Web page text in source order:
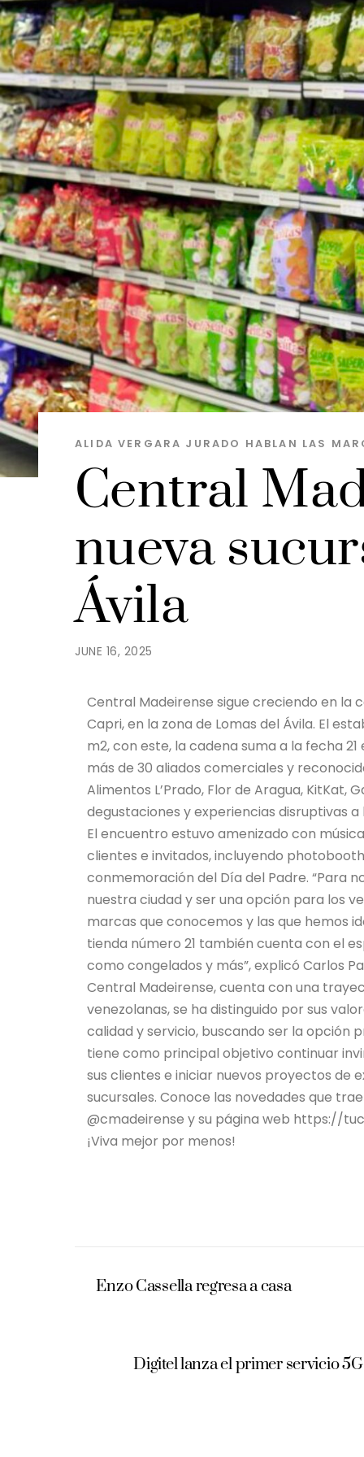
JUNE 16, 2025
Central
nueva
Ávila
ALIDA VERGARA JURADO HABLAN LAS
Central Madeirense sigue creciendo en la
Capri, en la zona de Lomas del Ávila. El
m2, con este, la cadena suma a la fecha
más de 30 aliados comerciales y
Alimentos L’Prado, Flor de Aragua,
degustaciones y experiencias disruptivas a
El encuentro estuvo amenizado con
clientes e invitados, incluyendo
conmemoración del Día del Padre. “Para
nuestra ciudad y ser una opción para los
marcas que conocemos y las que hemos
tienda número 21 también cuenta con el
como congelados y más”, explicó Carlos
Central Madeirense, cuenta con una
venezolanas, se ha distinguido por sus
calidad y servicio, buscando ser la opción
tiene como principal objetivo continuar
sus clientes e iniciar nuevos proyectos de
sucursales. Conoce las novedades que
@cmadeirense y su página web https://
¡Viva mejor por menos!
Enzo Cassella regresa a casa
Digitel lanza el primer servicio